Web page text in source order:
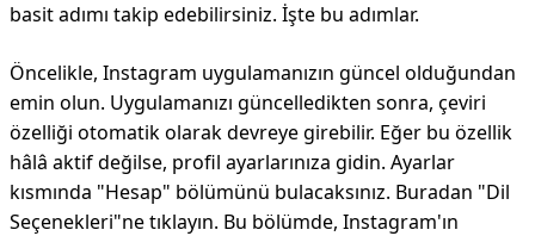
basit adımı takip edebilirsiniz. İşte bu adımlar.
Öncelikle, Instagram uygulamanızın güncel olduğundan
emin olun. Uygulamanızı güncelledikten sonra, çeviri
özelliği otomatik olarak devreye girebilir. Eğer bu özellik
hâlâ aktif değilse, profil ayarlarınıza gidin. Ayarlar
kısmında "Hesap" bölümünü bulacaksınız. Buradan "Dil
Seçenekleri"ne tıklayın. Bu bölümde, Instagram'ın